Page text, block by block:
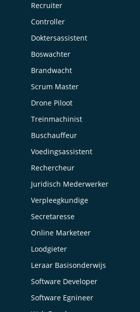
Recruiter
Controller
Doktersassistent
Boswachter
Brandwacht
Scrum Master
Drone Piloot
Treinmachinist
Buschauffeur
Voedingsassistent
Rechercheur
Juridisch Mederwerker
Verpleegkundige
Secretaresse
Online Marketeer
Loodgieter
Leraar Basisonderwijs
Software Developer
Software Egnineer